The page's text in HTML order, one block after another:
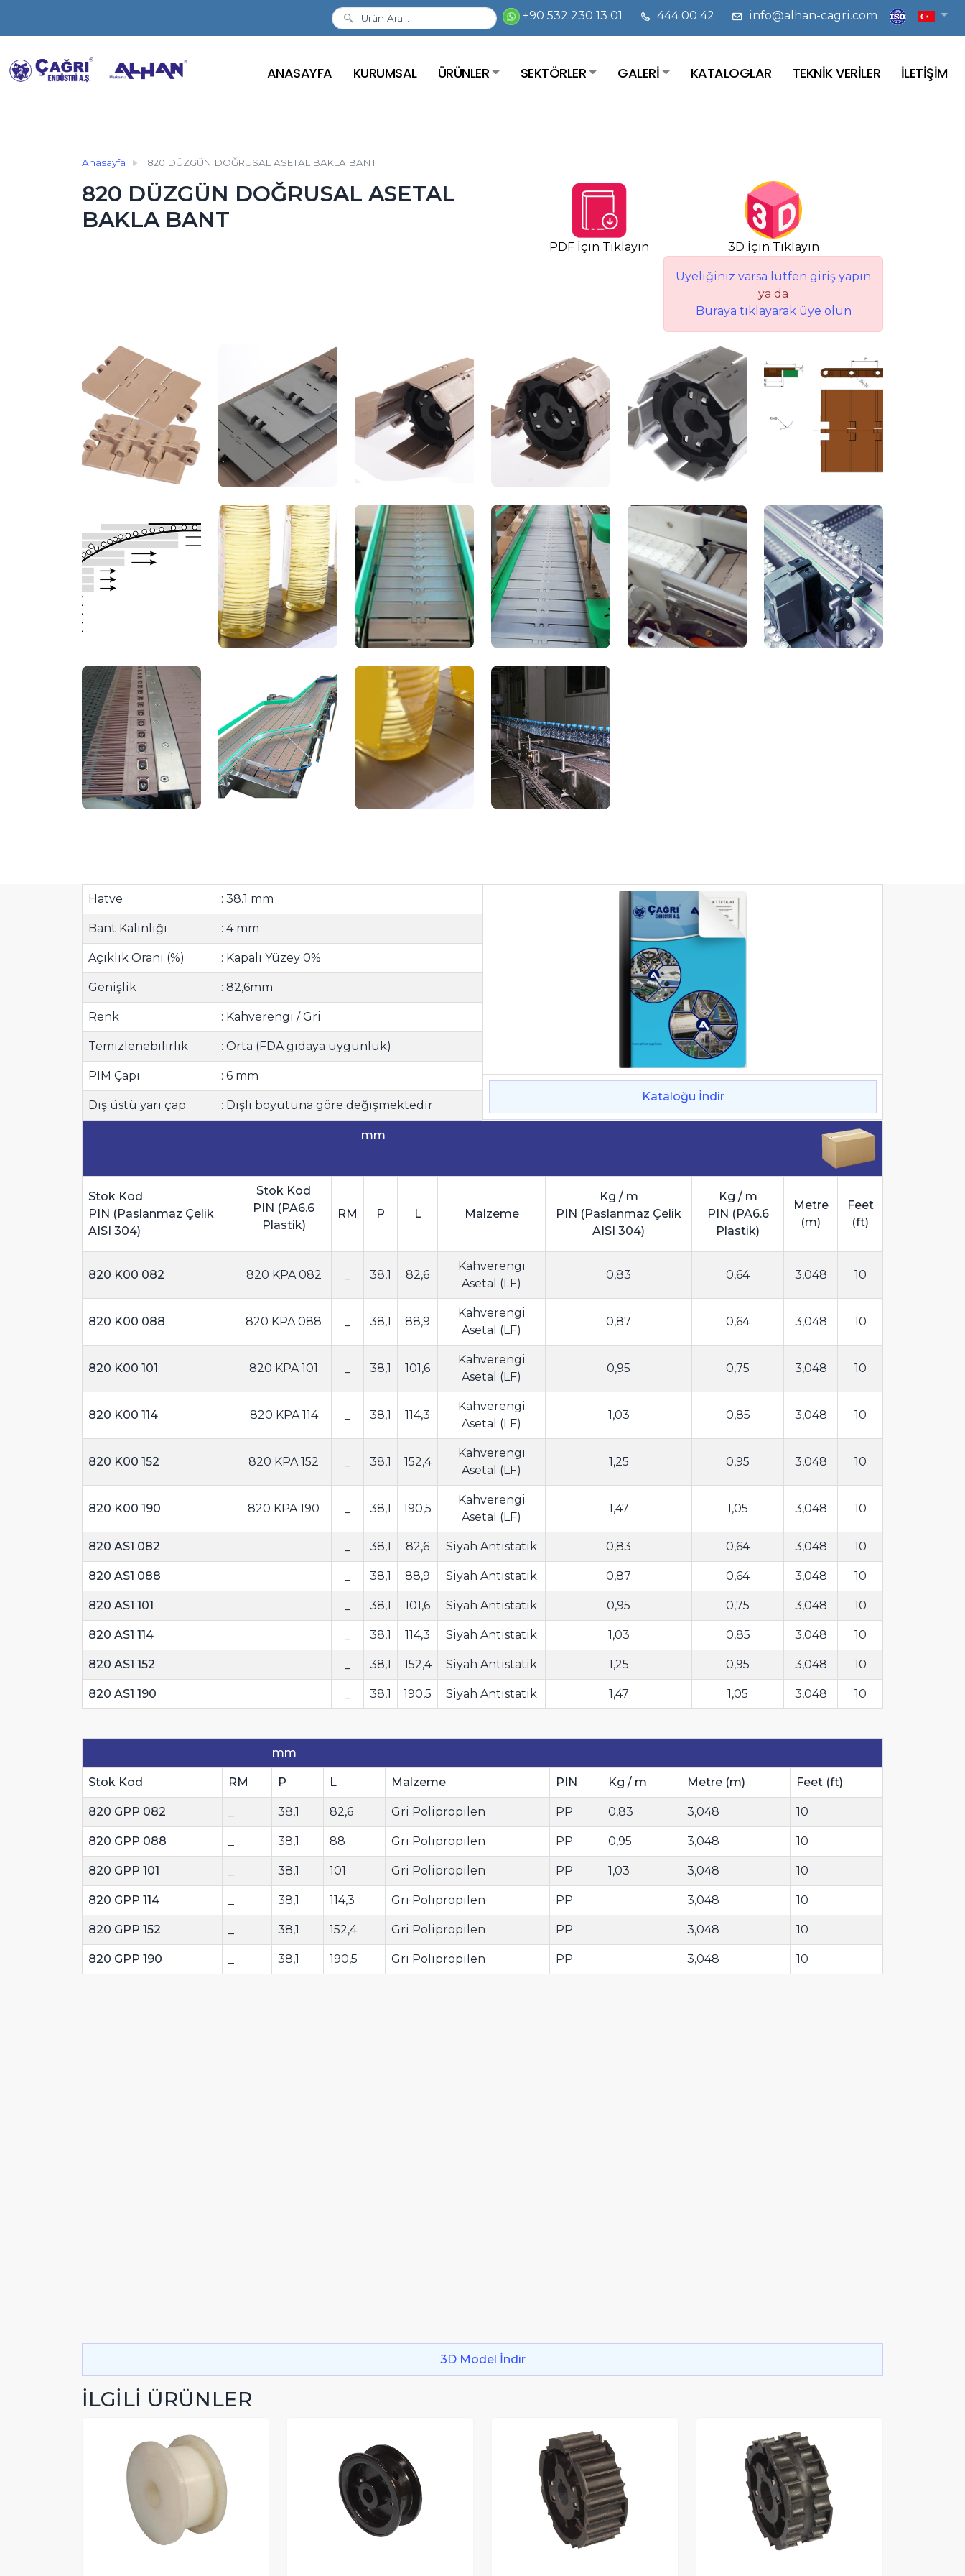
+90 532 230 13 01 444 00 42 info@alhan-cagri.com
ANASAYFA KURUMSAL ÜRÜNLER SEKTÖRLER GALERİ KATALOGLAR TEKNİK VERİLER İLETİŞİM
Anasayfa 820 DÜZGÜN DOĞRUSAL ASETAL BAKLA BANT
3D İçin Tıklayın
Üyeliğiniz varsa lütfen giriş yapın
ya da
Buraya tıklayarak üye olun
PDF İçin Tıklayın
820 DÜZGÜN DOĞRUSAL ASETAL
BAKLA BANT
Hatve : 38.1 mm
Bant Kalınlığı : 4 mm
Açıklık Oranı (%) : Kapalı Yüzey 0%
Genişlik : 82,6mm
Renk : Kahverengi / Gri
Temizlenebilirlik : Orta (FDA gıdaya uygunluk)
PIM Çapı : 6 mm
Diş üstü yarı çap : Dişli boyutuna göre değişmektedir
Kataloğu İndir
mm
Stok Kod
PIN (Paslanmaz Çelik
AISI 304)
Stok Kod
PIN (PA6.6
Plastik)
RM P L Malzeme
Kg / m
PIN (Paslanmaz Çelik
AISI 304)
Kg / m
PIN (PA6.6
Plastik)
Metre
(m)
Feet
(ft)
820 K00 082 820 KPA 082 38,1 82,6
Kahverengi
Asetal (LF)
0,83 0,64 3,048 10
820 K00 088 820 KPA 088 38,1 88,9
Kahverengi
Asetal (LF)
0,87 0,64 3,048 10
820 K00 101 820 KPA 101 38,1 101,6
Kahverengi
Asetal (LF)
0,95 0,75 3,048 10
820 K00 114 820 KPA 114 38,1 114,3
Kahverengi
Asetal (LF)
1,03 0,85 3,048 10
820 K00 152 820 KPA 152 38,1 152,4
Kahverengi
Asetal (LF)
1,25 0,95 3,048 10
820 K00 190 820 KPA 190 38,1 190,5
Kahverengi
Asetal (LF)
1,47 1,05 3,048 10
820 AS1 082 38,1 82,6 Siyah Antistatik 0,83 0,64 3,048 10
820 AS1 088 38,1 88,9 Siyah Antistatik 0,87 0,64 3,048 10
820 AS1 101 38,1 101,6 Siyah Antistatik 0,95 0,75 3,048 10
820 AS1 114 38,1 114,3 Siyah Antistatik 1,03 0,85 3,048 10
820 AS1 152 38,1 152,4 Siyah Antistatik 1,25 0,95 3,048 10
820 AS1 190 38,1 190,5 Siyah Antistatik 1,47 1,05 3,048 10
mm
Stok Kod RM P L Malzeme PIN Kg / m Metre (m) Feet (ft)
820 GPP 082 38,1 82,6 Gri Polipropilen PP 0,83 3,048 10
820 GPP 088 38,1 88 Gri Polipropilen PP 0,95 3,048 10
820 GPP 101 38,1 101 Gri Polipropilen PP 1,03 3,048 10
820 GPP 114 38,1 114,3 Gri Polipropilen PP 3,048 10
820 GPP 152 38,1 152,4 Gri Polipropilen PP 3,048 10
820 GPP 190 38,1 190,5 Gri Polipropilen PP 3,048 10
3D Model İndir
İLGİLİ ÜRÜNLER